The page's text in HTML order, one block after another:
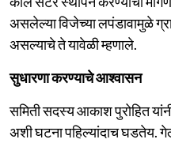
असलेल्या विजेच्या लपंडावामुळे
असल्याचे ते यावेळी म्हणाले.
सुधारणा करण्याचे आश्वासन
समिती सदस्य आकाश पुरोहित
अशी घटना पहिल्यांदाच घडतेय.